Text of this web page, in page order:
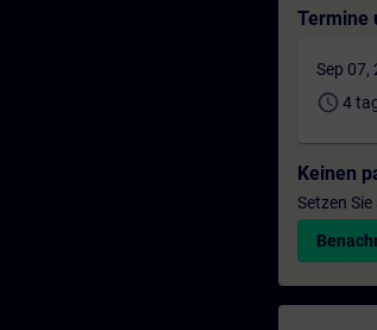
Termine
Sep 07,
schedule 4
Keinen
Setzen